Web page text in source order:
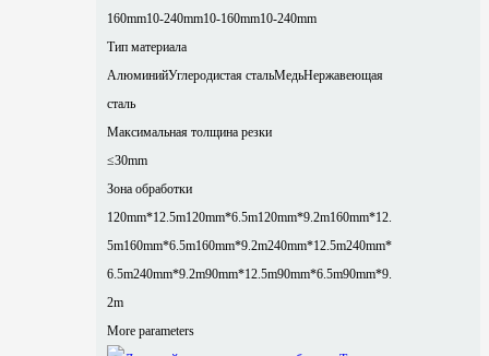
160mm10-240mm10-160mm10-240mm
Тип материала
АлюминийУглеродистая стальМедьНержавеющая
сталь
Максимальная толщина резки
≤30mm
Зона обработки
120mm*12.5m120mm*6.5m120mm*9.2m160mm*12.
5m160mm*6.5m160mm*9.2m240mm*12.5m240mm*
6.5m240mm*9.2m90mm*12.5m90mm*6.5m90mm*9.
2m
More parameters